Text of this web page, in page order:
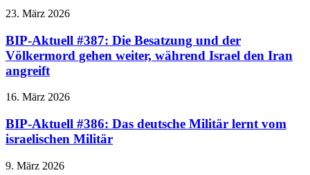
23. März 2026
BIP-Aktuell #387: Die Besatzung und der
Völkermord gehen weiter, während Israel den Iran
angreift
16. März 2026
BIP-Aktuell #386: Das deutsche Militär lernt vom
israelischen Militär
9. März 2026